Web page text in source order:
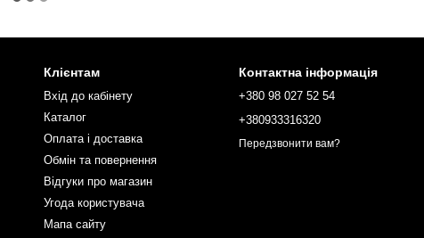
Клієнтам
Вхід до кабінету
Каталог
Оплата і доставка
Обмін та повернення
Відгуки про магазин
Угода користувача
Мапа сайту
Контактна інформація
+380 98 027 52 54
+380933316320
Передзвонити вам?